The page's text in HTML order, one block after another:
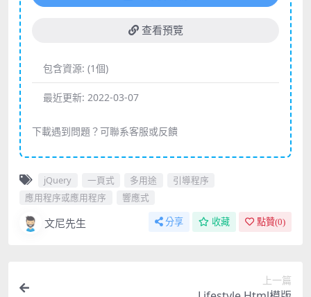
查看預覽
包含資源: (1個)
最近更新: 2022-03-07
下載遇到問題？可聯系客服或反饋
jQuery 一頁式 多用途
引導程序
應用程序或應用程序
響應式
文尼先生 分享 收藏 點贊(0)
上一篇